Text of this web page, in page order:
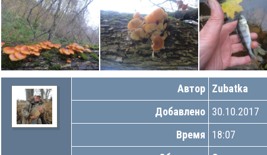
Автор Zubatka
Добавлено 30.10.2017
Время
18:07